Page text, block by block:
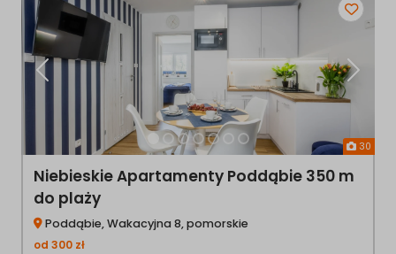
30
Poprzednia
Niebieskie Apartamenty Poddąbie 350 m
do plaży
Poddąbie, Wakacyjna 8, pomorskie
od 300 zł